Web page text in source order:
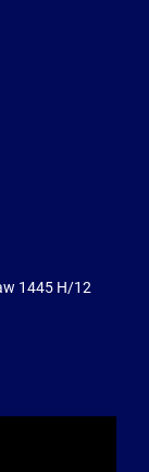
1445 H/12